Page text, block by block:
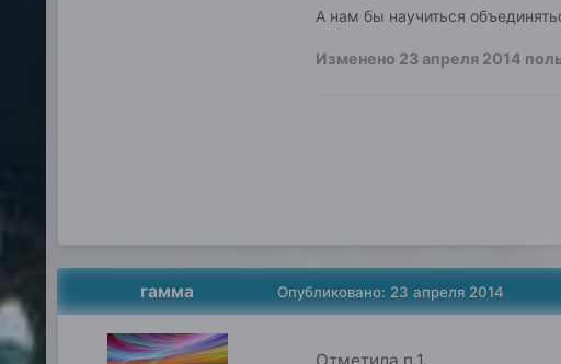
А нам бы научиться
Изменено 23 апреля 2014
гамма Опубликовано: 23 апреля 2014
Отметила п.1.